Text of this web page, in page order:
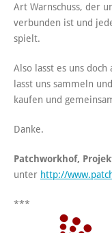
Art Warnschuss, der
verbunden ist und
spielt.
Also lasst es uns
lasst uns sammeln
kaufen und
Danke.
Patchworkhof,
unter http://
***